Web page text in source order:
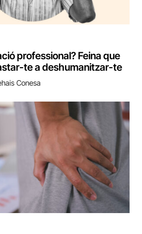
professional? Feina que
te a deshumanitzar-te
Conesa